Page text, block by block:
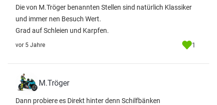
Die von M.Tröger benannten Stellen sind natürlich Klassiker
und immer nen Besuch Wert.
Grad auf Schleien und Karpfen.
vor 5 Jahre 1
M.Tröger
Dann probiere es Direkt hinter denn Schilfbänken